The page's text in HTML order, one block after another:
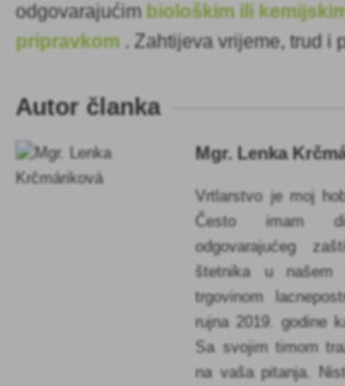
odgovarajućim biološkim ili
pripravkom . Zahtijeva vrijeme, trud i
Autor članka
Mgr. Lenka
Vrtlarstvo je moj
Često imam
odgovarajućeg
štetnika u našem
trgovinom
rujna 2019. godine
Sa svojim timom
na vaša pitanja.